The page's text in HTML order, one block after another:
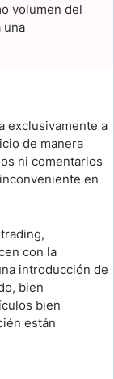
volumen del
una
exclusivamente a
de manera
ni comentarios
en
con la
introducción de
bien
bien
están